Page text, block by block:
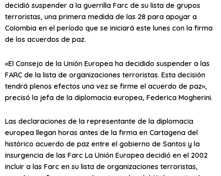
decidió suspender a la guerrilla Farc de su lista de grupos
terroristas, una primera medida de las 28 para apoyar a
Colombia en el período que se iniciará este lunes con la firma
de los acuerdos de paz.
«El Consejo de la Unión Europea ha decidido suspender a las
FARC de la lista de organizaciones terroristas. Esta decisión
tendrá plenos efectos una vez se firme el acuerdo de paz»,
precisó la jefa de la diplomacia europea, Federica Mogherini.
Las declaraciones de la representante de la diplomacia
europea llegan horas antes de la firma en Cartagena del
histórico acuerdo de paz entre el gobierno de Santos y la
insurgencia de las Farc La Unión Europea decidió en el 2002
incluir a las Farc en su lista de organizaciones terroristas,